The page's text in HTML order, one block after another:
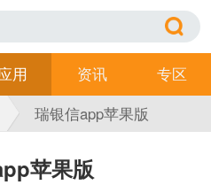
用 资讯
专区
瑞银信app苹果版
苹果版